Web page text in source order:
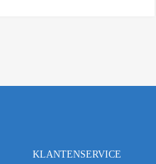
KLANTENSERVICE